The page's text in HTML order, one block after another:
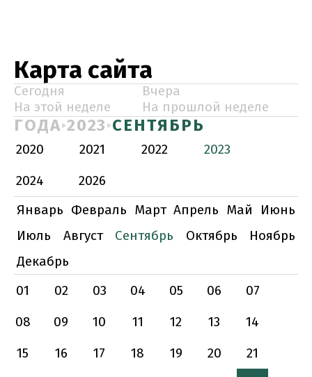
Карта сайта
Сегодня
Вчера
На этой неделе
На прошлой неделе
ГОДА 2023 СЕНТЯБРЬ
2020 2021 2022
2023
2024
2026
Январь Февраль Март Апрель Май
Июнь
Июль
Август Сентябрь Октябрь
Ноябрь
Декабрь
01
02 03 04 05 06
07
08
09 10 11 12 13
14
15
16 17 18 19 20
21